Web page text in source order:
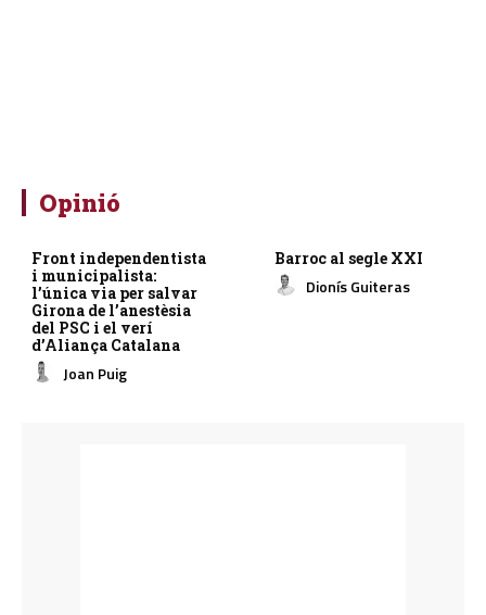
Opinió
Front independentista
i municipalista:
l’única via per salvar
Girona de l’anestèsia
del PSC i el verí
d’Aliança Catalana
Joan Puig
Barroc al segle XXI
Dionís Guiteras